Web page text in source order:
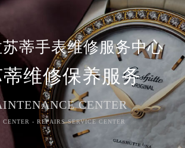
蒂手表维修服务中心
维修保养服务
CENTER
- REPAIRS SERVICE CENTER